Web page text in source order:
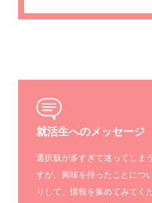
就活生へのメッセージ
選択肢が多すぎて迷ってしま
すが、興味を持ったことにつ
りして、情報を集めてみてく